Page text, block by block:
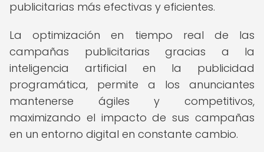
publicitarias más efectivas y eficientes.
La optimización en tiempo real de las
campañas publicitarias gracias a la
inteligencia artificial en la publicidad
programática, permite a los anunciantes
mantenerse ágiles y competitivos,
maximizando el impacto de sus campañas
en un entorno digital en constante cambio.